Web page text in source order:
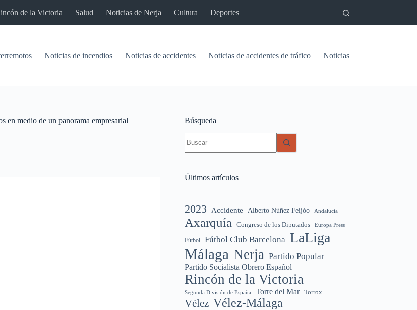
de la Victoria Salud Noticias de Nerja Cultura Deportes
Noticias de incendios Noticias de accidentes Noticias de accidentes de tráfico Noticias del pantano de
en medio de un panorama empresarial
Búsqueda
resultados
Últimos artículos
2023 Accidente Alberto Núñez Feijóo Andalucía
Axarquía Congreso de los Diputados Europa Press
Fútbol Fútbol Club Barcelona LaLiga
Málaga Nerja Partido Popular
Partido Socialista Obrero Español
Rincón de la Victoria
Segunda División de España Torre del Mar Torrox
Vélez Vélez-Málaga